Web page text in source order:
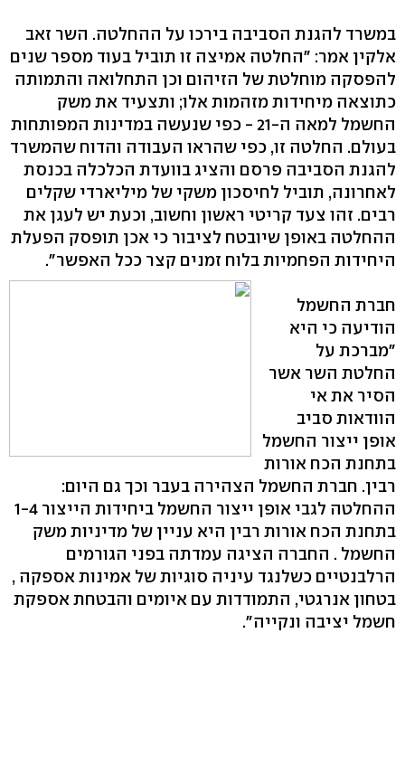
במשרד להגנת הסביבה בירכו על ההחלטה. השר זאב
אלקין אמר: "החלטה אמיצה זו תוביל בעוד מספר שנים
להפסקה מוחלטת של הזיהום וכן התחלואה והתמותה
כתוצאה מיחידות מזהמות אלו; ותצעיד את משק
החשמל למאה ה-21 - כפי שנעשה במדינות המפותחות
בעולם. החלטה זו, כפי שהראו העבודה והדוח שהמשרד
להגנת הסביבה פרסם והציג בוועדת הכלכלה בכנסת
לאחרונה, תוביל לחיסכון משקי של מיליארדי שקלים
רבים. זהו צעד קריטי ראשון וחשוב, וכעת יש לעגן את
ההחלטה באופן שיובטח לציבור כי אכן תופסק הפעלת
היחידות הפחמיות בלוח זמנים קצר ככל האפשר".
חברת החשמל
הודיעה כי היא
"מברכת על
החלטת השר אשר
הסיר את אי
הוודאות סביב
אופן ייצור החשמל
בתחנת הכח אורות
רבין. חברת החשמל הצהירה בעבר וכך גם היום:
ההחלטה לגבי אופן ייצור החשמל ביחידות הייצור 1-4
בתחנת הכח אורות רבין היא עניין של מדיניות משק
החשמל . החברה הציגה עמדתה בפני הגורמים
הרלבנטיים כשלנגד עיניה סוגיות של אמינות אספקה ,
בטחון אנרגטי, התמודדות עם איומים והבטחת אספקת
חשמל יציבה ונקייה".